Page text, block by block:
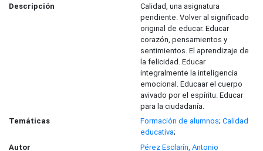
Descripción
Calidad, una asignatura
pendiente. Volver al significado
original de educar. Educar
corazón, pensamientos y
sentimientos. El aprendizaje de
la felicidad. Educar
integralmente la inteligencia
emocional. Educaar el cuerpo
avivado por el espíritu. Educar
para la ciudadanía.
Temáticas
Formación de alumnos; Calidad
educativa;
Autor
Pérez Esclarín, Antonio